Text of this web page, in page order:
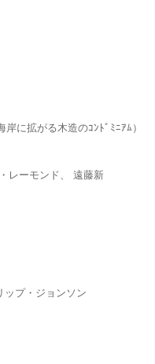
に拡がる木造のｺﾝﾄﾞﾐﾆｱﾑ）
レーモンド、 遠藤新
プ・ジョンソン